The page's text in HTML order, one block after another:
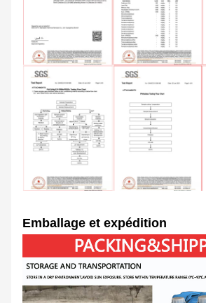
Emballage et expédition